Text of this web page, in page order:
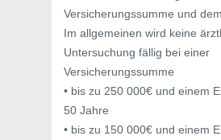
Versicherungssumme und
Im allgemeinen wird keine
Untersuchung fällig bei einer
Versicherungssumme
• bis zu 250 000€ und einem
50 Jahre
• bis zu 150 000€ und einem